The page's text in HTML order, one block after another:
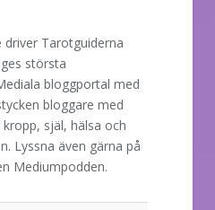
driver Tarotguiderna
största
bloggportal med
bloggare med
själ, hälsa och
Lyssna även gärna på
Mediumpodden.